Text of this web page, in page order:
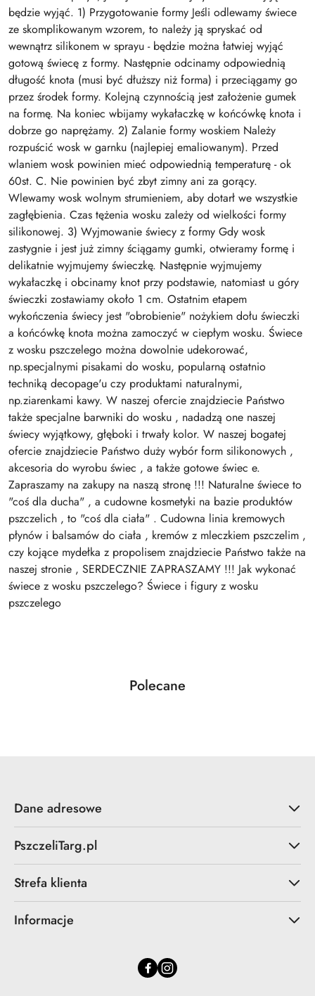
będzie wyjąć. 1) Przygotowanie formy Jeśli odlewamy świece
ze skomplikowanym wzorem, to należy ją spryskać od
wewnątrz silikonem w sprayu - będzie można łatwiej wyjąć
gotową świecę z formy. Następnie odcinamy odpowiednią
długość knota (musi być dłuższy niż forma) i przeciągamy go
przez środek formy. Kolejną czynnością jest założenie gumek
na formę. Na koniec wbijamy wykałaczkę w końcówkę knota i
dobrze go naprężamy. 2) Zalanie formy woskiem Należy
rozpuścić wosk w garnku (najlepiej emaliowanym). Przed
wlaniem wosk powinien mieć odpowiednią temperaturę - ok
60st. C. Nie powinien być zbyt zimny ani za gorący.
Wlewamy wosk wolnym strumieniem, aby dotarł we wszystkie
zagłębienia. Czas tężenia wosku zależy od wielkości formy
silikonowej. 3) Wyjmowanie świecy z formy Gdy wosk
zastygnie i jest już zimny ściągamy gumki, otwieramy formę i
delikatnie wyjmujemy świeczkę. Następnie wyjmujemy
wykałaczkę i obcinamy knot przy podstawie, natomiast u góry
świeczki zostawiamy około 1 cm. Ostatnim etapem
wykończenia świecy jest "obrobienie" nożykiem dołu świeczki
a końcówkę knota można zamoczyć w ciepłym wosku. Świece
z wosku pszczelego można dowolnie udekorować,
np.specjalnymi pisakami do wosku, popularną ostatnio
techniką decopage'u czy produktami naturalnymi,
np.ziarenkami kawy. W naszej ofercie znajdziecie Państwo
także specjalne barwniki do wosku , nadadzą one naszej
świecy wyjątkowy, głęboki i trwały kolor. W naszej bogatej
ofercie znajdziecie Państwo duży wybór form silikonowych ,
akcesoria do wyrobu świec , a także gotowe świec e.
Zapraszamy na zakupy na naszą stronę !!! Naturalne świece to
"coś dla ducha" , a cudowne kosmetyki na bazie produktów
pszczelich , to "coś dla ciała" . Cudowna linia kremowych
płynów i balsamów do ciała , kremów z mleczkiem pszczelim ,
czy kojące mydełka z propolisem znajdziecie Państwo także na
naszej stronie , SERDECZNIE ZAPRASZAMY !!! Jak wykonać
świece z wosku pszczelego? Świece i figury z wosku
pszczelego
Pomiń karuzelę produktów
Produkty
Polecane
Dane adresowe
PszczeliTarg.pl
Strefa klienta
Informacje